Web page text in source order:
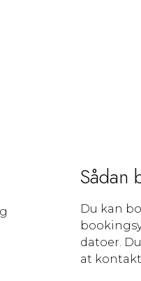
Sådan
Du kan
datoer.
at